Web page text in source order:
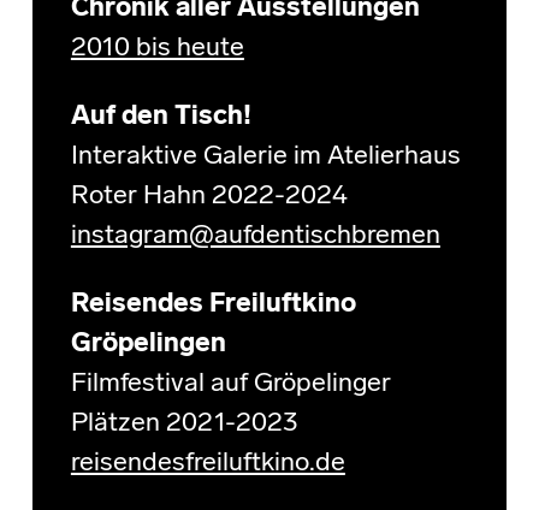
Chronik aller Ausstellungen
2010 bis heute
Auf den Tisch!
Interaktive Galerie im Atelierhaus
Roter Hahn 2022-2024
instagram@aufdentischbremen
Reisendes Freiluftkino
Gröpelingen
Filmfestival auf Gröpelinger
Plätzen 2021-2023
reisendesfreiluftkino.de